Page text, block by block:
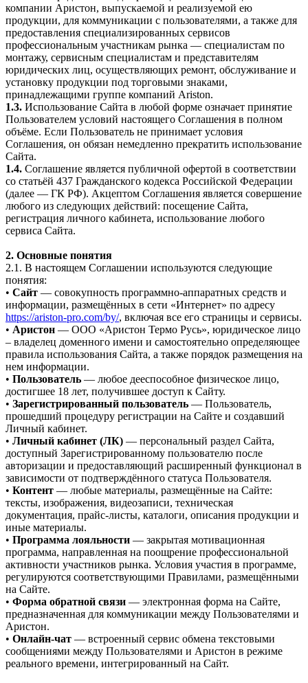
компании Аристон, выпускаемой и реализуемой ею
продукции, для коммуникации с пользователями, а также для
предоставления специализированных сервисов
профессиональным участникам рынка — специалистам по
монтажу, сервисным специалистам и представителям
юридических лиц, осуществляющих ремонт, обслуживание и
установку продукции под торговыми знаками,
принадлежащими группе компаний Ariston.
1.3. Использование Сайта в любой форме означает принятие
Пользователем условий настоящего Соглашения в полном
объёме. Если Пользователь не принимает условия
Соглашения, он обязан немедленно прекратить использование
Сайта.
1.4. Соглашение является публичной офертой в соответствии
со статьёй 437 Гражданского кодекса Российской Федерации
(далее — ГК РФ). Акцептом Соглашения является совершение
любого из следующих действий: посещение Сайта,
регистрация личного кабинета, использование любого
сервиса Сайта.
2. Основные понятия
2.1. В настоящем Соглашении используются следующие
понятия:
• Сайт — совокупность программно-аппаратных средств и
информации, размещённых в сети «Интернет» по адресу
https://ariston-pro.com/by/, включая все его страницы и сервисы.
• Аристон — ООО «Аристон Термо Русь», юридическое лицо
– владелец доменного имени и самостоятельно определяющее
правила использования Сайта, а также порядок размещения на
нем информации.
• Пользователь — любое дееспособное физическое лицо,
достигшее 18 лет, получившее доступ к Сайту.
• Зарегистрированный пользователь — Пользователь,
прошедший процедуру регистрации на Сайте и создавший
Личный кабинет.
• Личный кабинет (ЛК) — персональный раздел Сайта,
доступный Зарегистрированному пользователю после
авторизации и предоставляющий расширенный функционал в
зависимости от подтверждённого статуса Пользователя.
• Контент — любые материалы, размещённые на Сайте:
тексты, изображения, видеозаписи, техническая
документация, прайс-листы, каталоги, описания продукции и
иные материалы.
• Программа лояльности — закрытая мотивационная
программа, направленная на поощрение профессиональной
активности участников рынка. Условия участия в программе,
регулируются соответствующими Правилами, размещёнными
на Сайте.
• Форма обратной связи — электронная форма на Сайте,
предназначенная для коммуникации между Пользователями и
Аристон.
• Онлайн-чат — встроенный сервис обмена текстовыми
сообщениями между Пользователями и Аристон в режиме
реального времени, интегрированный на Сайт.